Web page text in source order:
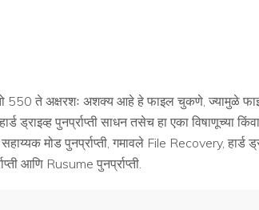
550 ते अक्षरशः अशक्य आहे हे फाइल चुकणे, ज्यामुळे
पुनर्प्राप्ती साधन तसेच हा एका विषाणूच्या किंवा
मोड पुनर्प्राप्ती, गमावले File Recovery, हार्ड
आणि Rusume पुनर्प्राप्ती.